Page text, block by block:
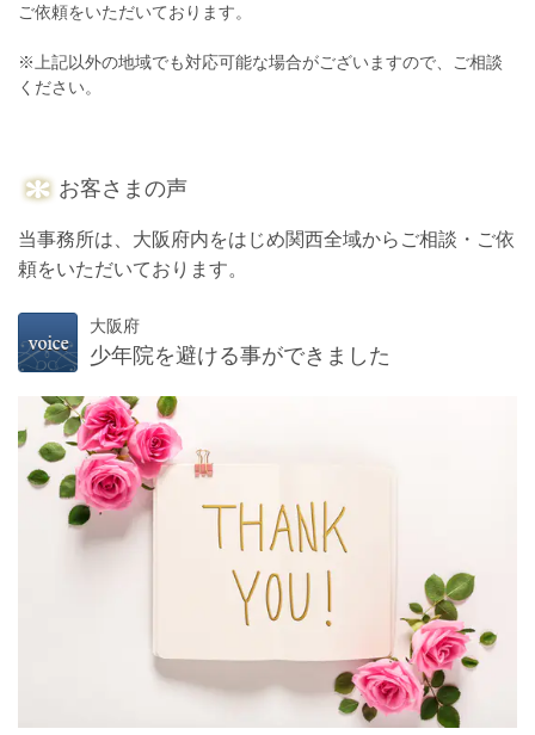
ご依頼をいただいております。
※上記以外の地域でも対応可能な場合がございますので、ご相談
ください。
お客さまの声
当事務所は、大阪府内をはじめ関西全域からご相談・ご依
頼をいただいております。
大阪府
少年院を避ける事ができました